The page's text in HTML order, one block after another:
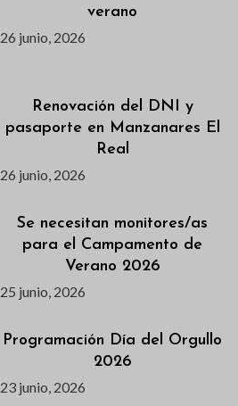
verano
26 junio, 2026
Renovación del DNI y
pasaporte en Manzanares El
Real
26 junio, 2026
Se necesitan monitores/as
para el Campamento de
Verano 2026
25 junio, 2026
Programación Día del Orgullo
2026
23 junio, 2026